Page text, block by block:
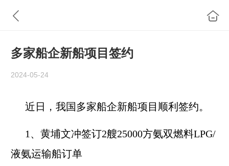
多家船企新船项目签约
2024-05-24
近日，我国多家船企新船项目顺利签约。
1、黄埔文冲签订2艘25000方氨双燃料LPG/
液氨运输船订单